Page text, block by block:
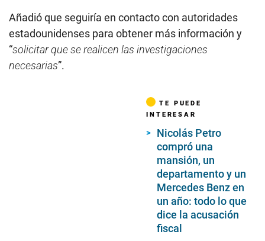
Añadió que seguiría en contacto con autoridades
estadounidenses para obtener más información y
“solicitar que se realicen las investigaciones
necesarias”.
TE PUEDE
INTERESAR
Nicolás Petro
compró una
mansión, un
departamento y un
Mercedes Benz en
un año: todo lo que
dice la acusación
fiscal